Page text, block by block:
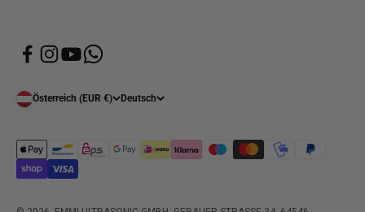
Österreich (EUR €) Deutsch